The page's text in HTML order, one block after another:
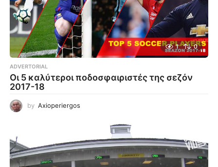
1 0
ADVERTORIAL
Οι 5 καλύτεροι ποδοσφαιριστές της σεζόν
2017-18
by Axioperiergos